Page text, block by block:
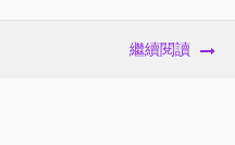
繼續閱讀